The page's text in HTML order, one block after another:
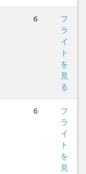
6
フ
ラ
イ
ト
を
見
る
6
フ
ラ
イ
ト
を
見